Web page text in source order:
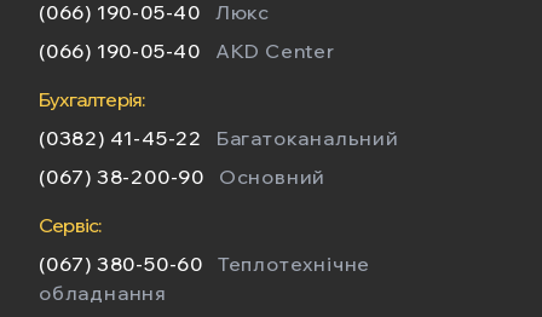
(066) 190-05-40
Люкс
(066) 190-05-40
AKD Center
Бухгалтерія:
(0382) 41-45-22
Багатоканальний
(067) 38-200-90
Основний
Сервіс:
(067) 380-50-60
Теплотехнічне
обладнання